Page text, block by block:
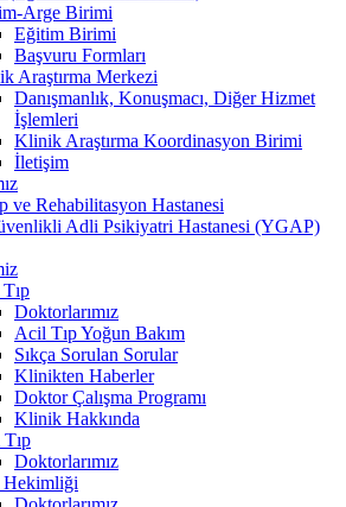
Arge Birimi
Eğitim Birimi
Başvuru Formları
Araştırma Merkezi
Danışmanlık, Konuşmacı, Diğer Hizmet
İşlemleri
Klinik Araştırma Koordinasyon Birimi
İletişim
ve Rehabilitasyon Hastanesi
Adli Psikiyatri Hastanesi (YGAP)
Doktorlarımız
Acil Tıp Yoğun Bakım
Sıkça Sorulan Sorular
Klinikten Haberler
Doktor Çalışma Programı
Klinik Hakkında
Doktorlarımız